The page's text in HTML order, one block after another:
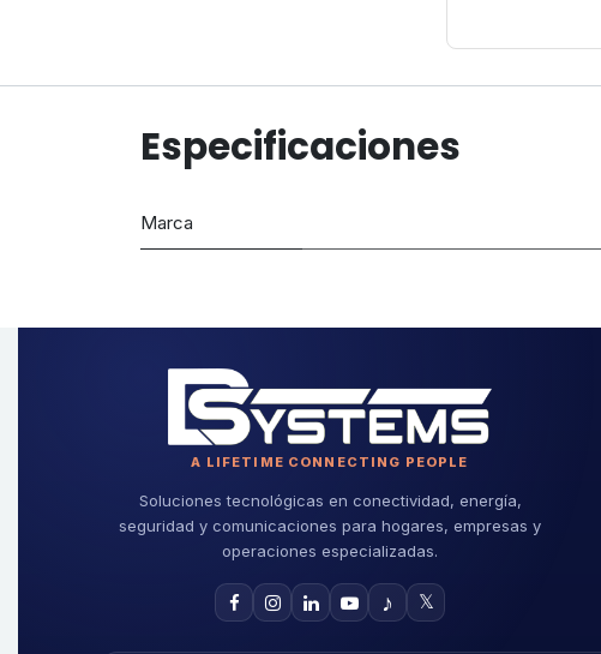
Especificaciones
Marca
A LIFETIME CONNECTING PEOPLE
Soluciones tecnológicas en conectividad, energía,
seguridad y comunicaciones para hogares, empresas y
operaciones especializadas.
♪ 𝕏